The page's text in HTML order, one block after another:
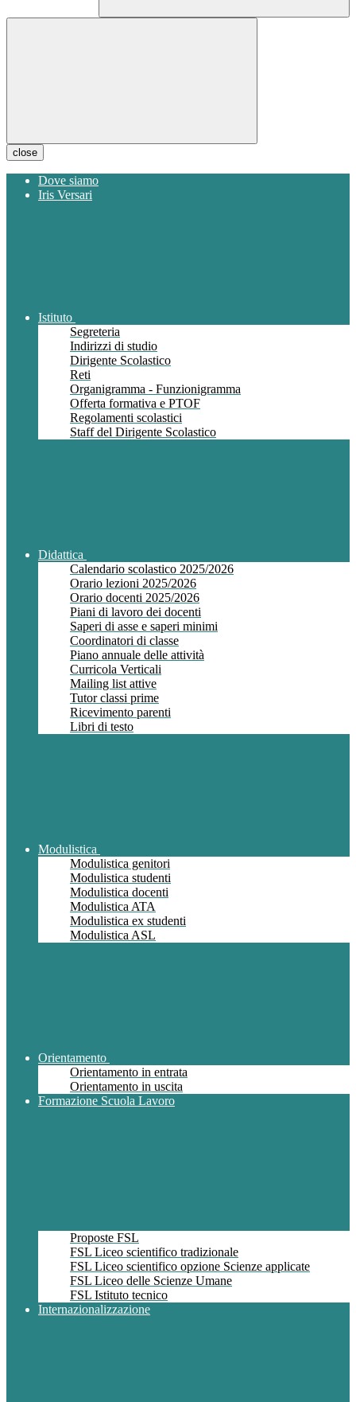
close
Dove siamo
Iris Versari
Istituto
Segreteria
Indirizzi di studio
Dirigente Scolastico
Reti
Organigramma - Funzionigramma
Offerta formativa e PTOF
Regolamenti scolastici
Staff del Dirigente Scolastico
Didattica
Calendario scolastico 2025/2026
Orario lezioni 2025/2026
Orario docenti 2025/2026
Piani di lavoro dei docenti
Saperi di asse e saperi minimi
Coordinatori di classe
Piano annuale delle attività
Curricola Verticali
Mailing list attive
Tutor classi prime
Ricevimento parenti
Libri di testo
Modulistica
Modulistica genitori
Modulistica studenti
Modulistica docenti
Modulistica ATA
Modulistica ex studenti
Modulistica ASL
Orientamento
Orientamento in entrata
Orientamento in uscita
Formazione Scuola Lavoro
Proposte FSL
FSL Liceo scientifico tradizionale
FSL Liceo scientifico opzione Scienze applicate
FSL Liceo delle Scienze Umane
FSL Istituto tecnico
Internazionalizzazione